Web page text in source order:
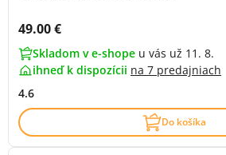
Cena s DPH:
49.00 €
Skladom v e-shope u vás už 11. 8.
ihneď k dispozícii na 7 predajniach
4.6
Do košíka